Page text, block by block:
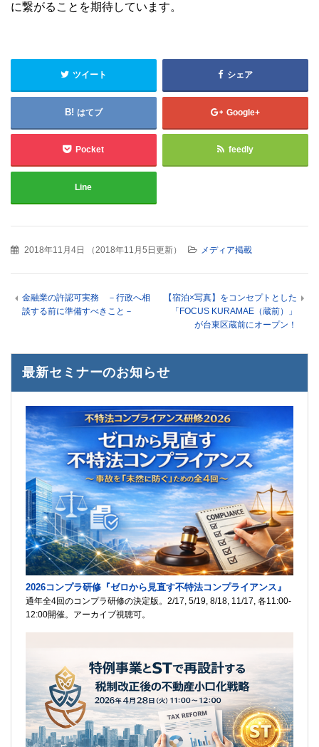
に繋がることを期待しています。
ツイート シェア
はてブ Google+
Pocket feedly
Line
2018年11月4日 （2018年11月5日更新） メディア掲載
金融業の許認可実務 －行政へ相
談する前に準備すべきこと－
【宿泊×写真】をコンセプトとした
「FOCUS KURAMAE（蔵前）」
が台東区蔵前にオープン！
最新セミナーのお知らせ
2026コンプラ研修『ゼロから見直す不特法コンプライアンス』
通年全4回のコンプラ研修の決定版。2/17, 5/19, 8/18, 11/17, 各11:00-
12:00開催。アーカイブ視聴可。